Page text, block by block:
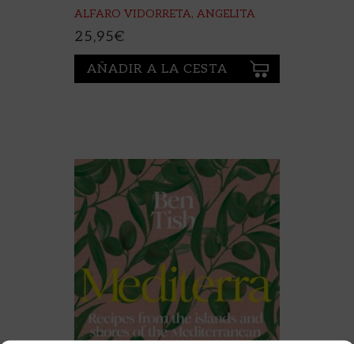
ALFARO VIDORRETA, ANGELITA
25,95€
AÑADIR A LA CESTA